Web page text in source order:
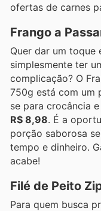
ofertas de carnes
Frango a
Quer dar um toque
simplesmente ter
complicação? O
750g está com um
se para crocância
R$ 8,98. É a
porção saborosa
tempo e dinheiro.
acabe!
Filé de Peito
Para quem busca